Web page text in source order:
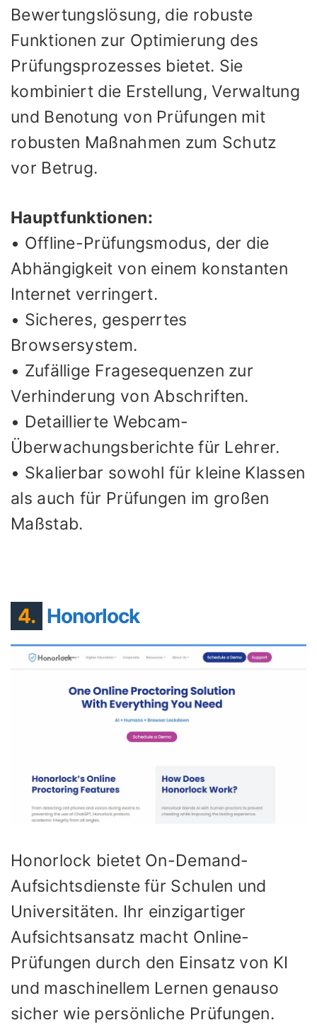
Bewertungslösung, die robuste
Funktionen zur Optimierung des
Prüfungsprozesses bietet. Sie
kombiniert die Erstellung, Verwaltung
und Benotung von Prüfungen mit
robusten Maßnahmen zum Schutz
vor Betrug.
Hauptfunktionen:
• Offline-Prüfungsmodus, der die
Abhängigkeit von einem konstanten
Internet verringert.
• Sicheres, gesperrtes
Browsersystem.
• Zufällige Fragesequenzen zur
Verhinderung von Abschriften.
• Detaillierte Webcam-
Überwachungsberichte für Lehrer.
• Skalierbar sowohl für kleine Klassen
als auch für Prüfungen im großen
Maßstab.
4. Honorlock
Honorlock bietet On-Demand-
Aufsichtsdienste für Schulen und
Universitäten. Ihr einzigartiger
Aufsichtsansatz macht Online-
Prüfungen durch den Einsatz von KI
und maschinellem Lernen genauso
sicher wie persönliche Prüfungen.